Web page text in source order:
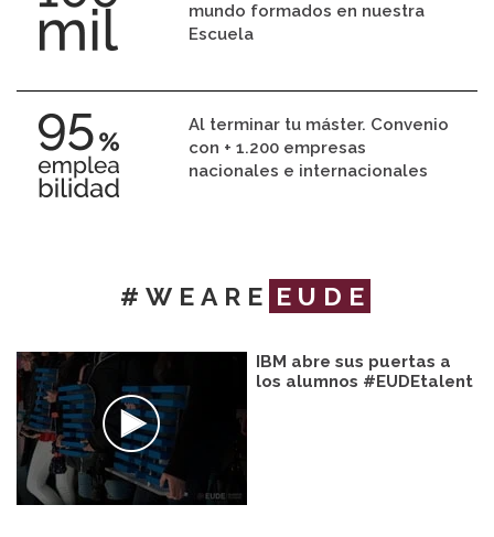
mundo formados en nuestra
Escuela
Al terminar tu máster. Convenio
con + 1.200 empresas
nacionales e internacionales
#WEARE EUDE
IBM abre sus puertas a
los alumnos #EUDEtalent